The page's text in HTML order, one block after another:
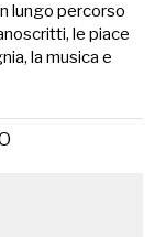
lungo percorso
le piace
la musica e